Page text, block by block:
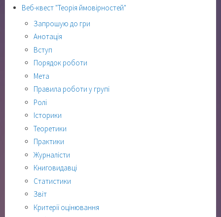
Веб-квест "Теорія ймовірностей"
Запрошую до гри
Анотація
Вступ
Порядок роботи
Мета
Правила роботи у групі
Ролі
Історики
Теоретики
Практики
Журналісти
Книговидавці
Статистики
Звіт
Критерії оцінювання